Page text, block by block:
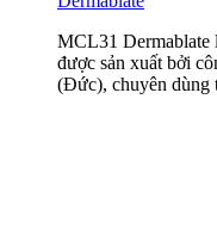
MCL31 Dermablate
được sản xuất bởi
(Đức), chuyên dùng